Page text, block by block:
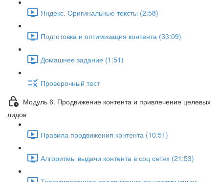
Яндекс. Оригинальные тексты (2:58)
Подготовка и оптимизация контента (33:09)
Домашнее задание (1:51)
Проверочный тест
Модуль 6. Продвижение контента и привлечение целевых
лидов
Правила продвижения контента (10:51)
Алгоритмы выдачи контента в соц сетях (21:53)